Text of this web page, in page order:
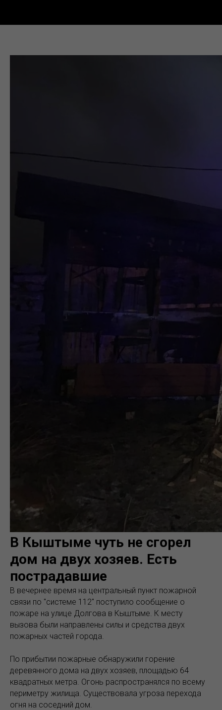
В Кыштыме чуть не сгорел
дом на двух хозяев. Есть
пострадавшие
В вечернее время на центральный пункт пожарной
связи по "системе 112" поступило сообщение о
пожаре на улице Долгова в Кыштыме. К месту
вызова были направлены силы и средства двух
пожарных частей города.
По прибытии пожарные обнаружили горение
деревянного дома на двух хозяев, площадью 64
квадратных метра. Огонь распространялся по всему
периметру жилища. Существовала угроза перехода
огня на соседний дом.